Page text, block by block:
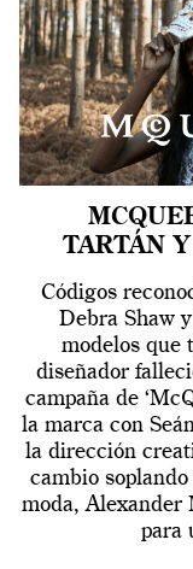
TARTÁN
Códigos
Debra Shaw
modelos que
diseñador
campaña de
la marca con
la dirección
cambio
moda, Alexander
para